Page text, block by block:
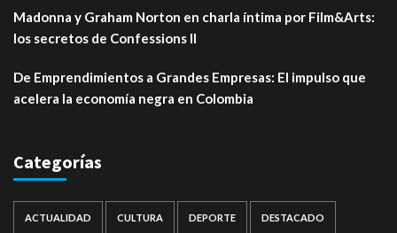
Madonna y Graham Norton en charla íntima por Film&Arts:
los secretos de Confessions II
De Emprendimientos a Grandes Empresas: El impulso que
acelera la economía negra en Colombia
Categorías
ACTUALIDAD CULTURA DEPORTE DESTACADO